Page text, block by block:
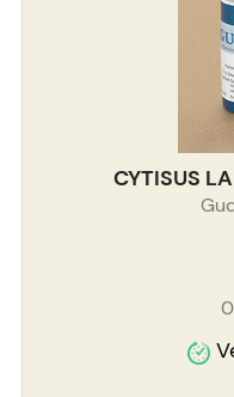
CYTISUS